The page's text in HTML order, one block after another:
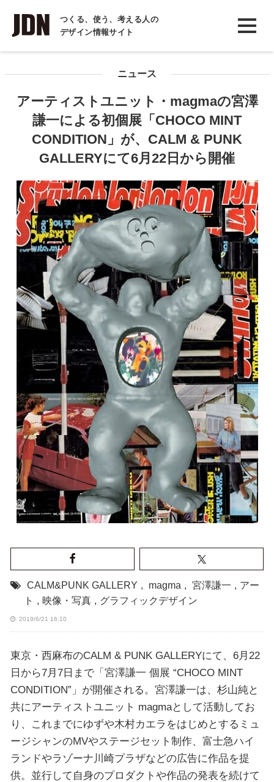
つくる、使う、考える人の
デザイン情報サイト
INTERVIEW
インタビュー
COLUMN
コラム
ニュース
アーティストユニット・magmaの宮澤
謙一による初個展「CHOCO MINT
CONDITION」が、CALM & PUNK
GALLERYにて6月22日から開催
CALM&PUNK GALLERY , magma , 宮澤謙一 , アー
ト , 映像・写真 , グラフィックデザイン
2019/6/21 16:10
東京・西麻布のCALM & PUNK GALLERYにて、6月22
日から7月7日まで「宮澤謙一 個展 “CHOCO MINT
CONDITION”」が開催される。宮澤謙一は、杉山純と
共にアーティストユニット magmaとして活動してお
り、これまでにゆずや木村カエラをはじめとするミュ
ージシャンのMVやステージセット制作、富士急ハイ
ランドやラゾーナ川崎プラザなどの広告に作品を提
供。並行して自身のプロダクトや作品の発表を続けて